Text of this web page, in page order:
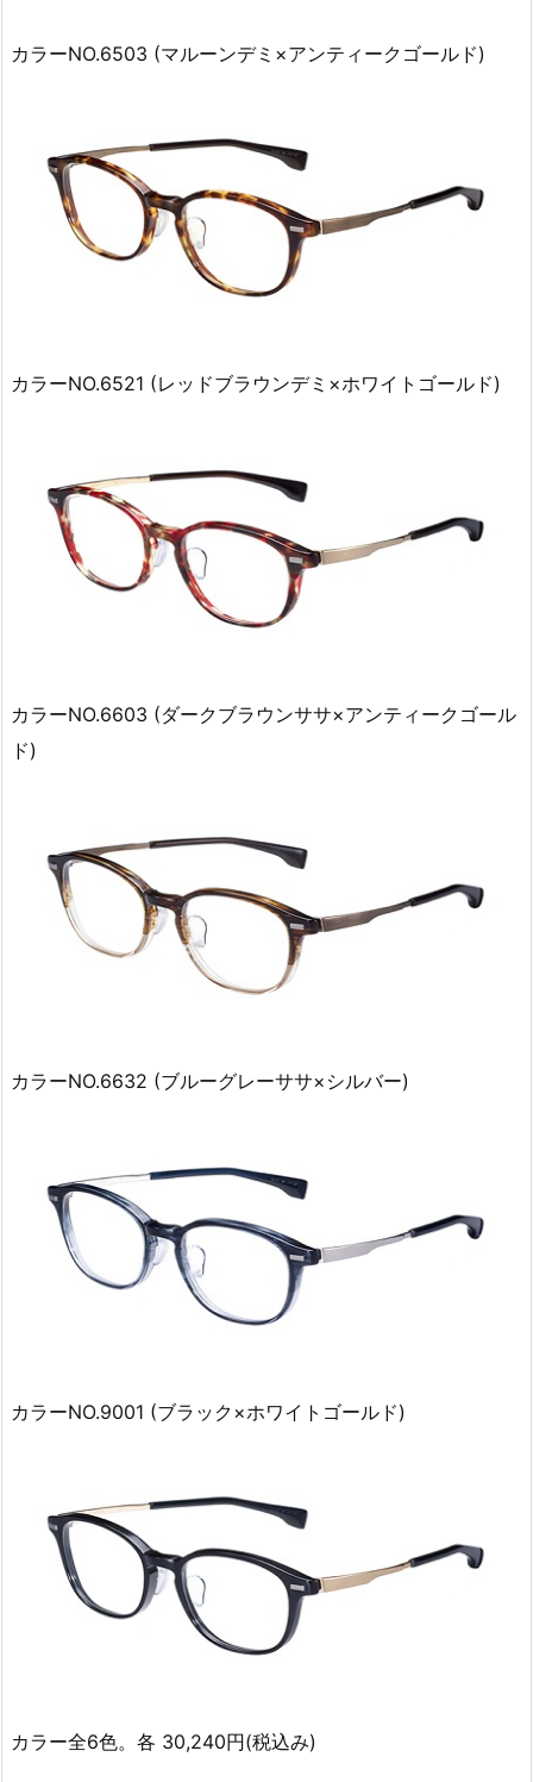
カラーNO.6503 (マルーンデミ×アンティークゴールド)
カラーNO.6521 (レッドブラウンデミ×ホワイトゴールド)
カラーNO.6603 (ダークブラウンササ×アンティークゴール
ド)
カラーNO.6632 (ブルーグレーササ×シルバー)
カラーNO.9001 (ブラック×ホワイトゴールド)
カラー全6色。各 30,240円(税込み)